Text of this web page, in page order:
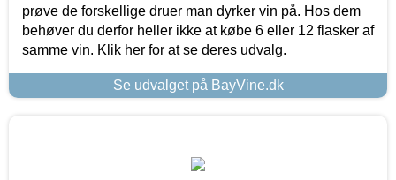
prøve de forskellige druer man dyrker vin på. Hos dem
behøver du derfor heller ikke at købe 6 eller 12 flasker af
samme vin. Klik her for at se deres udvalg.
Se udvalget på BayVine.dk